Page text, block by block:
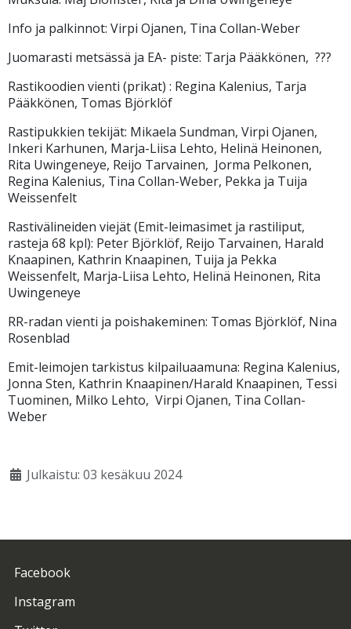
Info ja palkinnot: Virpi Ojanen, Tina Collan-Weber
Juomarasti metsässä ja EA- piste: Tarja Pääkkönen, ???
Rastikoodien vienti (prikat) : Regina Kalenius, Tarja
Pääkkönen, Tomas Björklöf
Rastipukkien tekijät: Mikaela Sundman, Virpi Ojanen,
Inkeri Karhunen, Marja-Liisa Lehto, Helinä Heinonen,
Rita Uwingeneye, Reijo Tarvainen, Jorma Pelkonen,
Regina Kalenius, Tina Collan-Weber, Pekka ja Tuija
Weissenfelt
Rastivälineiden viejät (Emit-leimasimet ja rastiliput,
rasteja 68 kpl): Peter Björklöf, Reijo Tarvainen, Harald
Knaapinen, Kathrin Knaapinen, Tuija ja Pekka
Weissenfelt, Marja-Liisa Lehto, Helinä Heinonen, Rita
Uwingeneye
RR-radan vienti ja poishakeminen: Tomas Björklöf, Nina
Rosenblad
Emit-leimojen tarkistus kilpailuaamuna: Regina Kalenius,
Jonna Sten, Kathrin Knaapinen/Harald Knaapinen, Tessi
Tuominen, Milko Lehto, Virpi Ojanen, Tina Collan-
Weber
Julkaistu: 03 kesäkuu 2024
Facebook
Instagram